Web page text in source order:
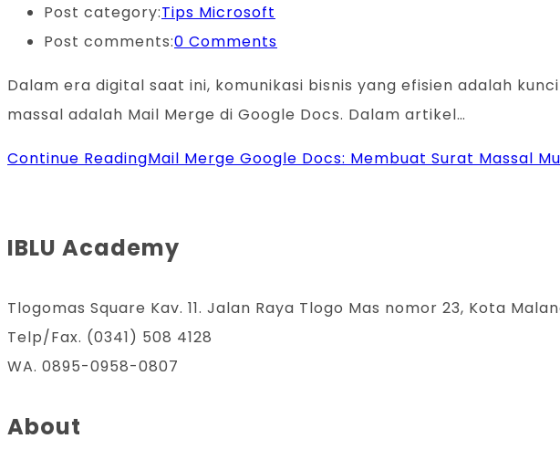
Post category:Tips Microsoft
Post comments:0 Comments
Dalam era digital saat ini, komunikasi bisnis yang efisien adalah
massal adalah Mail Merge di Google Docs. Dalam artikel…
Continue ReadingMail Merge Google Docs: Membuat Surat Massal
IBLU Academy
Tlogomas Square Kav. 11. Jalan Raya Tlogo Mas nomor 23, Kota
Telp/Fax. (0341) 508 4128
WA. 0895-0958-0807
About